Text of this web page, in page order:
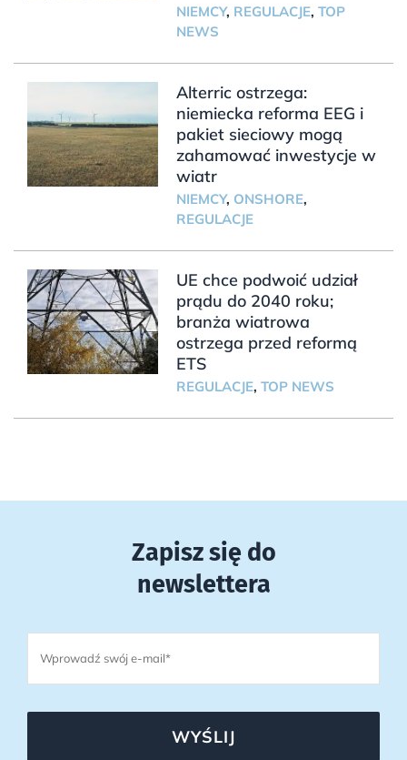
NIEMCY, REGULACJE, TOP
NEWS
Alterric ostrzega:
niemiecka reforma EEG i
pakiet sieciowy mogą
zahamować inwestycje w
wiatr
NIEMCY, ONSHORE,
REGULACJE
UE chce podwoić udział
prądu do 2040 roku;
branża wiatrowa
ostrzega przed reformą
ETS
REGULACJE, TOP NEWS
Zapisz się do
newslettera
WYŚLIJ